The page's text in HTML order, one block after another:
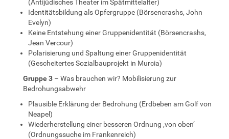
(Antijüdisches Theater im Spätmittelalter)
Identitätsbildung als Opfergruppe (Börsencrashs, John
Evelyn)
Keine Entstehung einer Gruppenidentität (Börsencrashs,
Jean Vercour)
Polarisierung und Spaltung einer Gruppenidentität
(Gescheitertes Sozialbauprojekt in Murcia)
Gruppe 3 – Was brauchen wir? Mobilisierung zur
Bedrohungsabwehr
Plausible Erklärung der Bedrohung (Erdbeben am Golf von
Neapel)
Wiederherstellung einer besseren Ordnung ‚von oben‘
(Ordnungssuche im Frankenreich)